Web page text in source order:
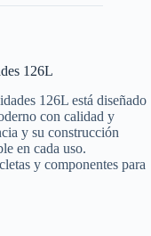
126L
126L está diseñado
con calidad y
y su construcción
en cada uso.
y componentes para